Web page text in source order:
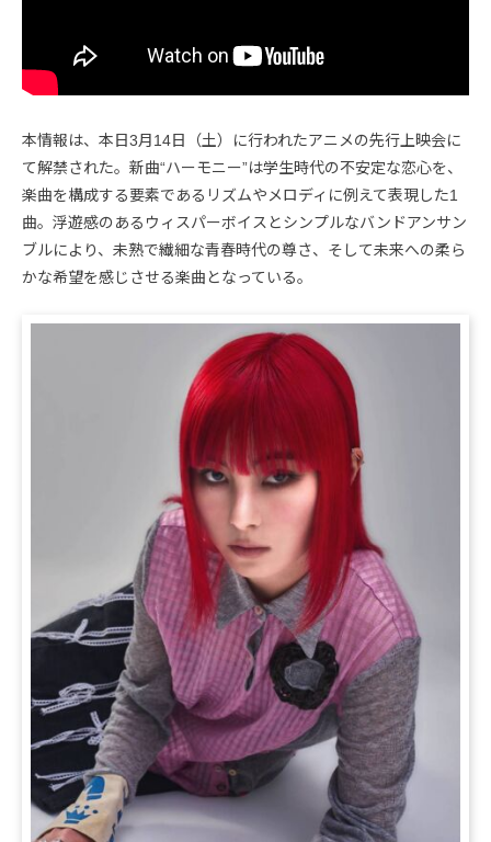
本情報は、本日3月14日（土）に行われたアニメの先行上映会に
て解禁された。新曲“ハーモニー”は学生時代の不安定な恋心を、
楽曲を構成する要素であるリズムやメロディに例えて表現した1
曲。浮遊感のあるウィスパーボイスとシンプルなバンドアンサン
ブルにより、未熟で繊細な青春時代の尊さ、そして未来への柔ら
かな希望を感じさせる楽曲となっている。